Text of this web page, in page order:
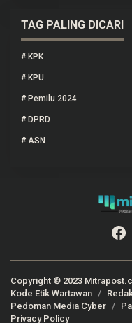
TAG PALING DICARI
# KPK
# KPU
# Pemilu 2024
# DPRD
# ASN
Copyright © 2023
Kode Etik Wartawan
Pedoman Media Cyber
Privacy Policy